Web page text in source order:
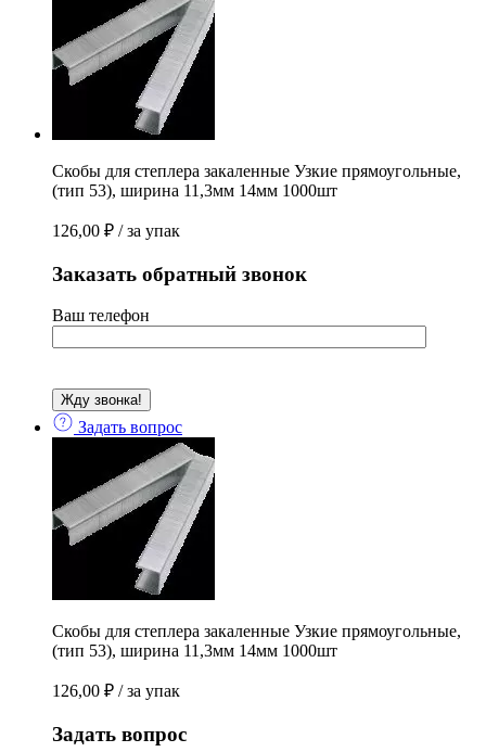
ширина
11,3мм
Скобы для степлера закаленные Узкие прямоугольные,
(тип 53), ширина 11,3мм 14мм 1000шт
126,00 ₽ / за упак
Заказать обратный звонок
Ваш телефон
Задать вопрос
Скобы для степлера закаленные Узкие прямоугольные,
(тип 53), ширина 11,3мм 14мм 1000шт
126,00 ₽ / за упак
Задать вопрос